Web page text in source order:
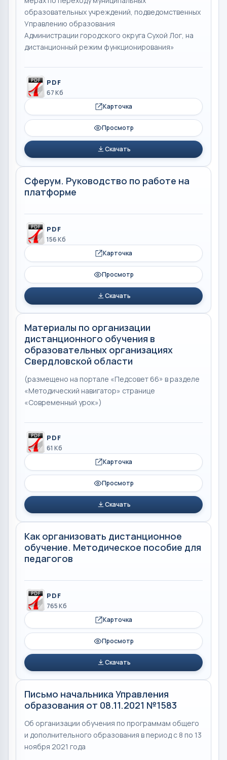
образовательных учреждений, подведомственных
Управлению образования
Администрации городского округа Сухой Лог, на
дистанционный режим функционирования»
PDF
67 Кб
Карточка
Просмотр
Скачать
Сферум. Руководство по работе на
платформе
PDF
156 Кб
Карточка
Просмотр
Скачать
Материалы по организации
дистанционного обучения в
образовательных организациях
Свердловской области
(размещено на портале «Педсовет 66» в разделе
«Методический навигатор» странице
«Современный урок»)
PDF
61 Кб
Карточка
Просмотр
Скачать
Как организовать дистанционное
обучение. Методическое пособие для
педагогов
PDF
765 Кб
Карточка
Просмотр
Скачать
Письмо начальника Управления
образования от 08.11.2021 №1583
Об организации обучения по программам общего
и дополнительного образования в период с 8 по 13
ноября 2021 года